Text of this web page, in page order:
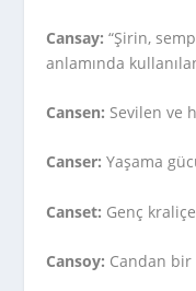
Cansay: “Şirin,
anlamında
Cansen: Sevilen ve
Canser: Yaşama
Canset: Genç
Cansoy: Candan bir